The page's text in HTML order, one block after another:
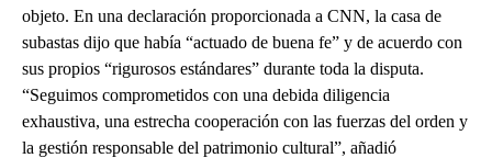
objeto. En una declaración proporcionada a CNN, la casa de
subastas dijo que había “actuado de buena fe” y de acuerdo con
sus propios “rigurosos estándares” durante toda la disputa.
“Seguimos comprometidos con una debida diligencia
exhaustiva, una estrecha cooperación con las fuerzas del orden y
la gestión responsable del patrimonio cultural”, añadió